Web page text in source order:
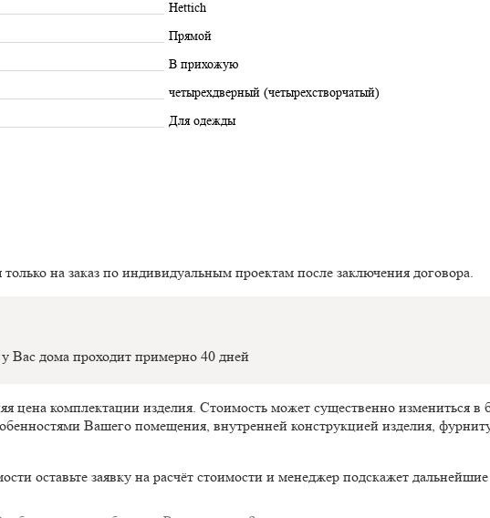
Hettich
Прямой
В прихожую
четырехдверный (четырехстворчатый)
Для одежды
на заказ по индивидуальным проектам после заключения договора.
Вас дома проходит примерно 40 дней
цена комплектации изделия. Стоимость может существенно измениться
Вашего помещения, внутренней конструкцией изделия,
оставьте заявку на расчёт стоимости и менеджер подскажет